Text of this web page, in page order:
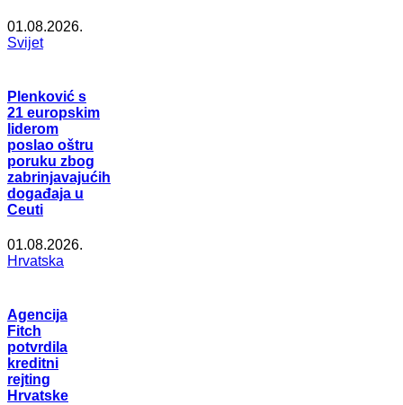
01.08.2026.
Svijet
Plenković s
21 europskim
liderom
poslao oštru
poruku zbog
zabrinjavajućih
događaja u
Ceuti
01.08.2026.
Hrvatska
Agencija
Fitch
potvrdila
kreditni
rejting
Hrvatske